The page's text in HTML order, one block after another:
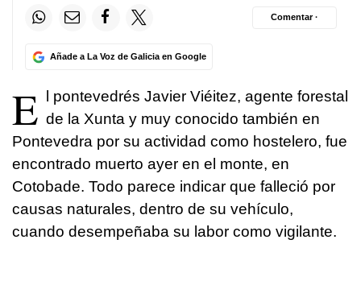
Añade a La Voz de Galicia en Google
Comentar ·
E
l pontevedrés Javier Viéitez, agente forestal
de la Xunta y muy conocido también en
Pontevedra por su actividad como hostelero, fue
encontrado muerto ayer en el monte, en
Cotobade. Todo parece indicar que falleció por
causas naturales, dentro de su vehículo,
cuando desempeñaba su labor como vigilante.